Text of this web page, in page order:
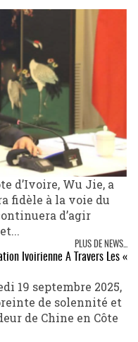
d’Ivoire, Wu Jie, a
fidèle à la voie du
d’agir
PLUS DE NEWS...
Ivoirienne À Travers Les «
19 septembre 2025,
de solennité et
de Chine en Côte